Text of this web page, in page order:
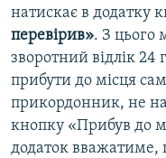
натискає в додатку
перевірив». З цього
зворотний відлік
прибути до місця
прикордонник, не
кнопку «Прибув до
додаток вважатиме,